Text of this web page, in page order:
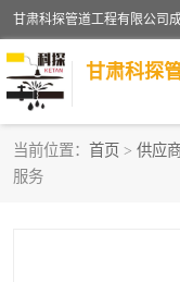
甘肃科探
当前位置： 首页 > 供应
服务
管道安装维修